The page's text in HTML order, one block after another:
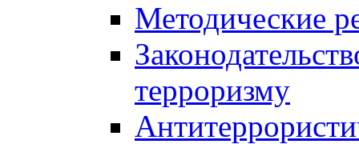
Методические
терроризму